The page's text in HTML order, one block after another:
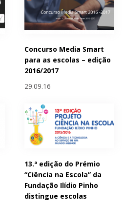
Concurso Media Smart
para as escolas – edição
2016/2017
29.09.16
13.ª edição do Prémio
“Ciência na Escola” da
Fundação Ilídio Pinho
distingue escolas